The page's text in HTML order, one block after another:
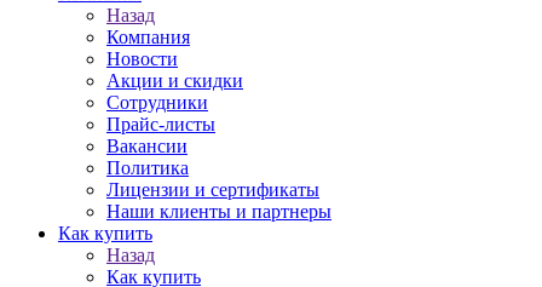
Назад
Компания
Новости
Акции и скидки
Сотрудники
Прайс-листы
Вакансии
Политика
Лицензии и сертификаты
Наши клиенты и партнеры
Как купить
Назад
Как купить